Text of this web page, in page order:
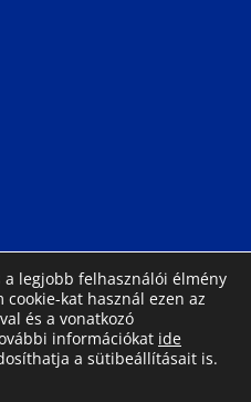
legjobb felhasználói élmény
kat használ ezen az
és a vonatkozó
információkat ide
a sütibeállításait is.